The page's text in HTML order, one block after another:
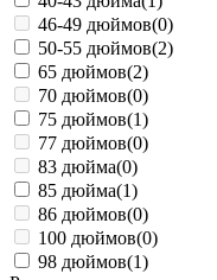
46-49 дюймов(0)
50-55 дюймов(2)
65 дюймов(2)
70 дюймов(0)
75 дюймов(1)
77 дюймов(0)
83 дюйма(0)
85 дюйма(1)
86 дюймов(0)
100 дюймов(0)
98 дюймов(1)